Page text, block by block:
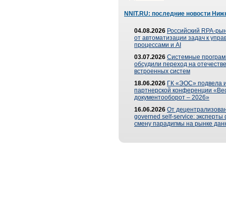
NNIT.RU: последние новости
04.08.2026 Российский RPA-
от автоматизации задач к
процессами и AI
03.07.2026 Системные
обсудили переход на
встроенных систем
18.06.2026 ГК «ЭОС» подвела
партнерской конференции
документооборот – 2026»
16.06.2026 От
governed self-service: эксперты
смену парадигмы на рынке